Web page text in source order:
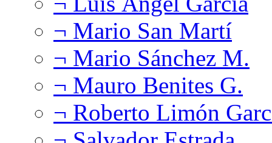
¬ Mario San Martí
¬ Mario Sánchez M.
¬ Mauro Benites G.
¬ Roberto Limón